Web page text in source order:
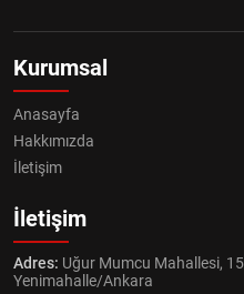
Kurumsal
Anasayfa
Hakkımızda
İletişim
İletişim
Adres: Uğur Mumcu Mahallesi,
Yenimahalle/Ankara